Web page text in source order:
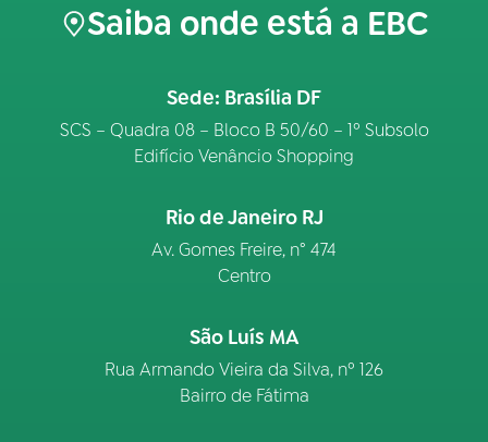
Saiba onde está a EBC
Sede: Brasília DF
SCS – Quadra 08 – Bloco B 50/60 – 1º Subsolo
Edifício Venâncio Shopping
Rio de Janeiro RJ
Av. Gomes Freire, n° 474
Centro
São Luís MA
Rua Armando Vieira da Silva, nº 126
Bairro de Fátima